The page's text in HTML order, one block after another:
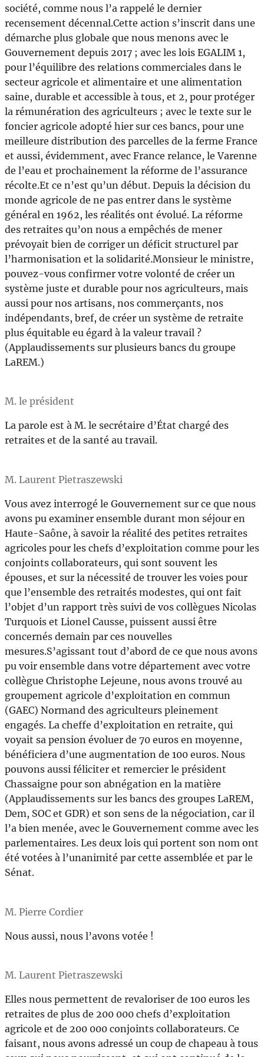
société, comme nous l’a rappelé le dernier
recensement décennal.Cette action s’inscrit dans une
démarche plus globale que nous menons avec le
Gouvernement depuis 2017 ; avec les lois EGALIM 1,
pour l’équilibre des relations commerciales dans le
secteur agricole et alimentaire et une alimentation
saine, durable et accessible à tous, et 2, pour protéger
la rémunération des agriculteurs ; avec le texte sur le
foncier agricole adopté hier sur ces bancs, pour une
meilleure distribution des parcelles de la ferme France
et aussi, évidemment, avec France relance, le Varenne
de l’eau et prochainement la réforme de l’assurance
récolte.Et ce n’est qu’un début. Depuis la décision du
monde agricole de ne pas entrer dans le système
général en 1962, les réalités ont évolué. La réforme
des retraites qu’on nous a empêchés de mener
prévoyait bien de corriger un déficit structurel par
l’harmonisation et la solidarité.Monsieur le ministre,
pouvez-vous confirmer votre volonté de créer un
système juste et durable pour nos agriculteurs, mais
aussi pour nos artisans, nos commerçants, nos
indépendants, bref, de créer un système de retraite
plus équitable eu égard à la valeur travail ?
(Applaudissements sur plusieurs bancs du groupe
LaREM.)
M. le président
La parole est à M. le secrétaire d’État chargé des
retraites et de la santé au travail.
M. Laurent Pietraszewski
Vous avez interrogé le Gouvernement sur ce que nous
avons pu examiner ensemble durant mon séjour en
Haute-Saône, à savoir la réalité des petites retraites
agricoles pour les chefs d’exploitation comme pour les
conjoints collaborateurs, qui sont souvent les
épouses, et sur la nécessité de trouver les voies pour
que l’ensemble des retraités modestes, qui ont fait
l’objet d’un rapport très suivi de vos collègues Nicolas
Turquois et Lionel Causse, puissent aussi être
concernés demain par ces nouvelles
mesures.S’agissant tout d’abord de ce que nous avons
pu voir ensemble dans votre département avec votre
collègue Christophe Lejeune, nous avons trouvé au
groupement agricole d’exploitation en commun
(GAEC) Normand des agriculteurs pleinement
engagés. La cheffe d’exploitation en retraite, qui
voyait sa pension évoluer de 70 euros en moyenne,
bénéficiera d’une augmentation de 100 euros. Nous
pouvons aussi féliciter et remercier le président
Chassaigne pour son abnégation en la matière
(Applaudissements sur les bancs des groupes LaREM,
Dem, SOC et GDR) et son sens de la négociation, car il
l’a bien menée, avec le Gouvernement comme avec les
parlementaires. Les deux lois qui portent son nom ont
été votées à l’unanimité par cette assemblée et par le
Sénat.
M. Pierre Cordier
Nous aussi, nous l’avons votée !
M. Laurent Pietraszewski
Elles nous permettent de revaloriser de 100 euros les
retraites de plus de 200 000 chefs d’exploitation
agricole et de 200 000 conjoints collaborateurs. Ce
faisant, nous avons adressé un coup de chapeau à tous